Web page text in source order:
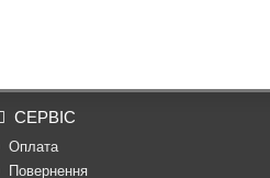
СЕРВІС
Оплата
Повернення